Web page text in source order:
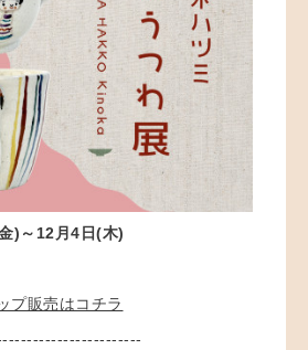
)～12月4日(木)
プ販売はコチラ